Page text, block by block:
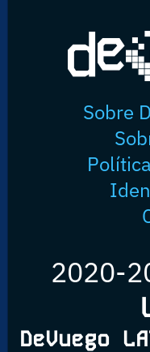
Sobre
2020-
DeVuego